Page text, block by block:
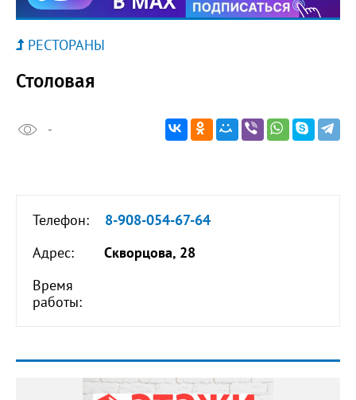
РЕСТОРАНЫ
Столовая
-
Телефон:
8-908-054-67-64
Адрес:
Скворцова, 28
Время
работы: